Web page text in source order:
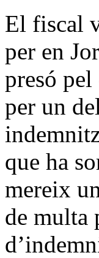
El fiscal
per en
presó pel
per un
que ha
mereix
de multa